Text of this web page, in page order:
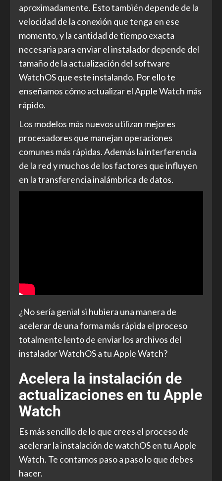
aproximadamente. Esto también depende de la
velocidad de la conexión que tenga en ese
momento, y la cantidad de tiempo exacta
necesaria para enviar el instalador depende del
tamaño de la actualización del software
WatchOS que este instalando. Por ello te
enseñamos cómo actualizar el Apple Watch más
rápido.
Los modelos más nuevos utilizan mejores
procesadores que manejan operaciones
comunes más rápidas. Además la interferencia
de la red y muchos de los factores que influyen
en la transferencia inalámbrica de datos.
¿No sería genial si hubiera una manera de
acelerar de una forma más rápida el proceso
totalmente lento de enviar los archivos del
instalador WatchOS a tu Apple Watch?
Acelera la instalación de
actualizaciones en tu Apple
Watch
Es más sencillo de lo que crees el proceso de
acelerar la instalación de watchOS en tu Apple
Watch. Te contamos paso a paso lo que debes
hacer.